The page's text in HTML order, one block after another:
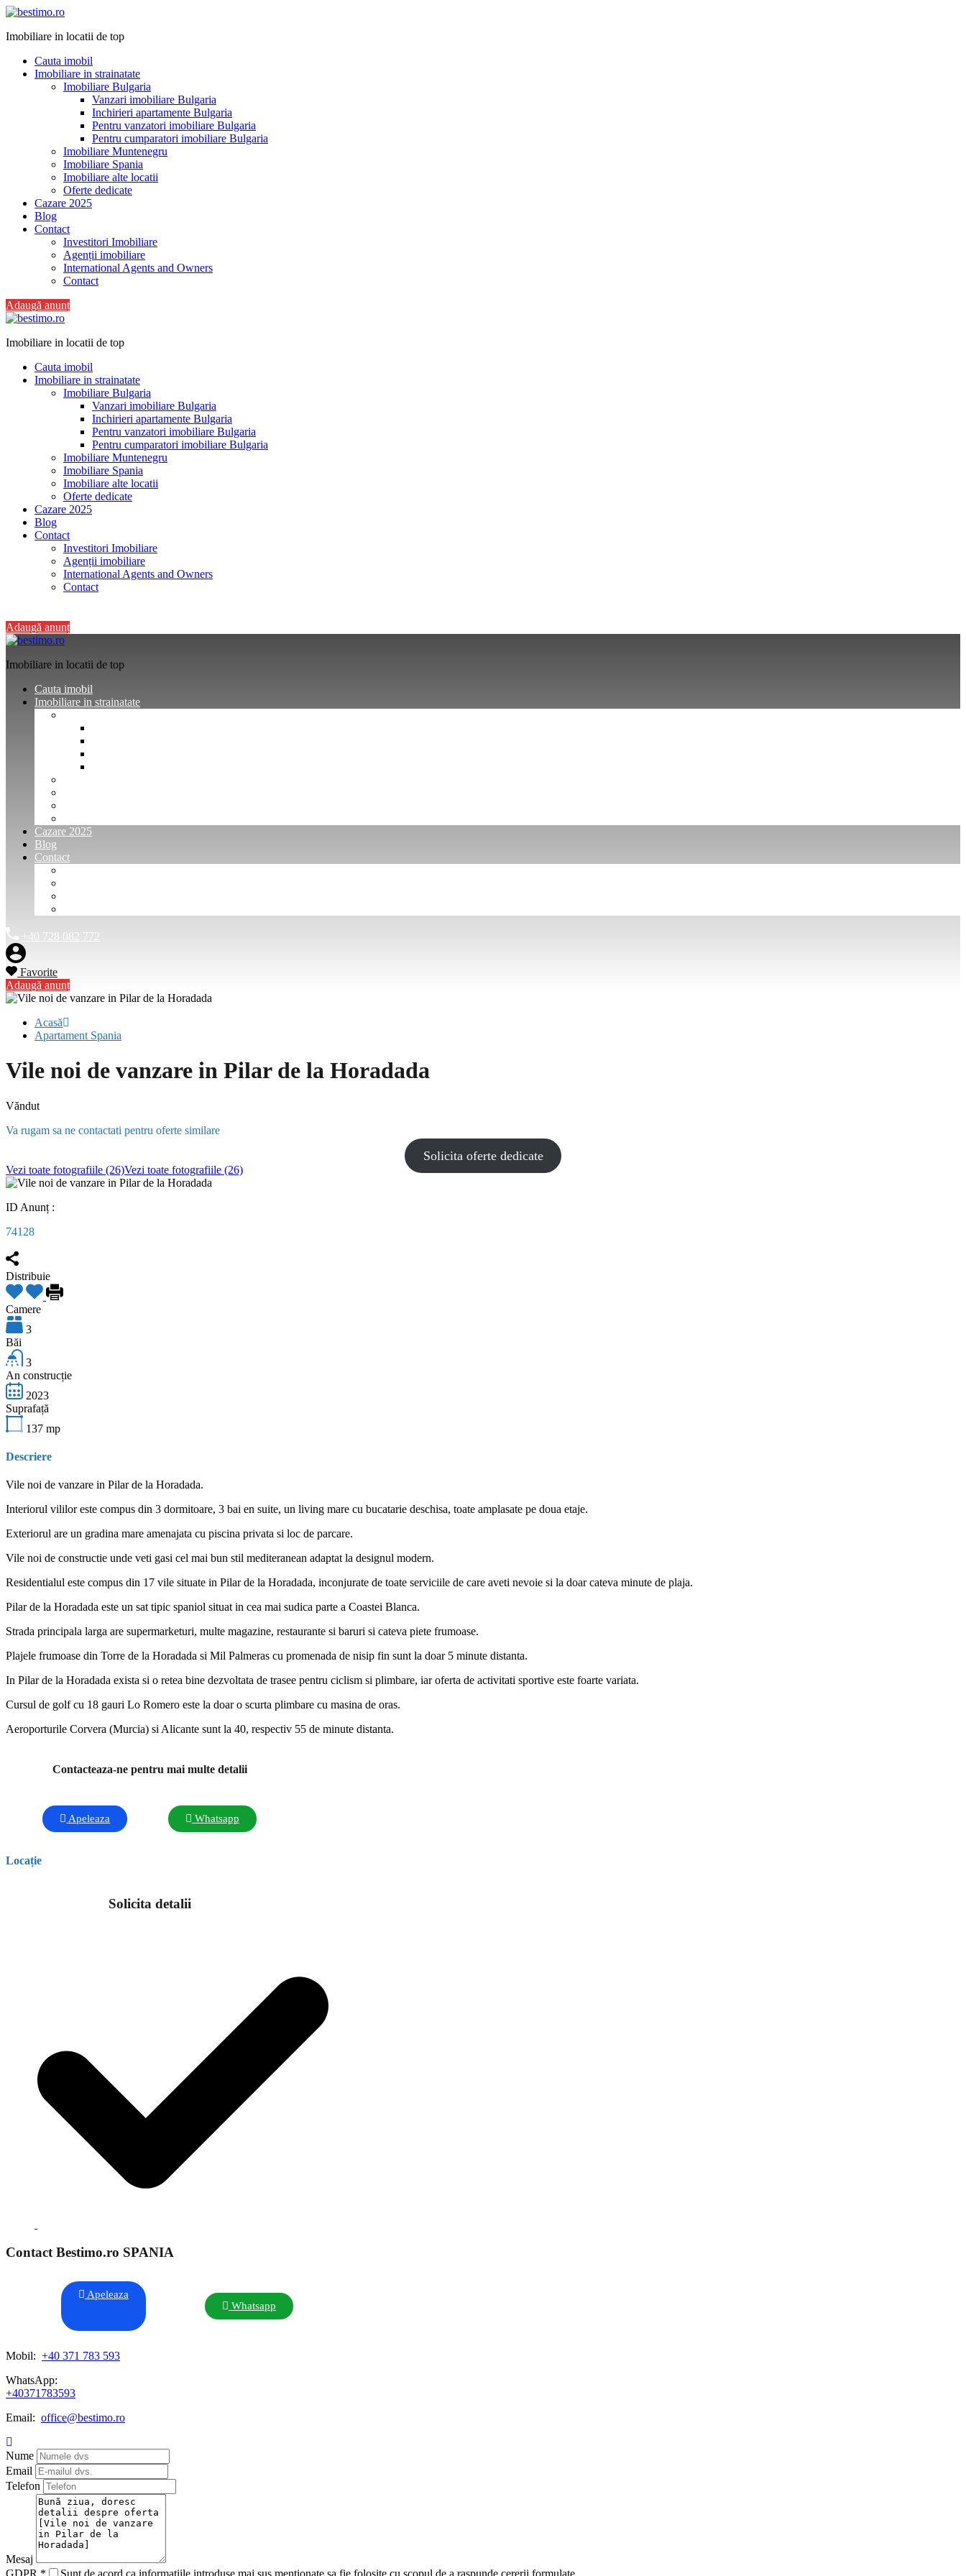
Imobiliare in locatii de top
Cauta imobil
Imobiliare in strainatate
Imobiliare Bulgaria
Vanzari imobiliare Bulgaria
Inchirieri apartamente Bulgaria
Pentru vanzatori imobiliare Bulgaria
Pentru cumparatori imobiliare Bulgaria
Imobiliare Muntenegru
Imobiliare Spania
Imobiliare alte locatii
Oferte dedicate
Cazare 2025
Blog
Contact
Investitori Imobiliare
Agenții imobiliare
International Agents and Owners
Contact
Adaugă anunț
Imobiliare in locatii de top
Cauta imobil
Imobiliare in strainatate
Imobiliare Bulgaria
Vanzari imobiliare Bulgaria
Inchirieri apartamente Bulgaria
Pentru vanzatori imobiliare Bulgaria
Pentru cumparatori imobiliare Bulgaria
Imobiliare Muntenegru
Imobiliare Spania
Imobiliare alte locatii
Oferte dedicate
Cazare 2025
Blog
Contact
Investitori Imobiliare
Agenții imobiliare
International Agents and Owners
Contact
Adaugă anunț
Imobiliare in locatii de top
Cauta imobil
Imobiliare in strainatate
Cazare 2025
Blog
Contact
+40 728 082 772
Favorite
Adaugă anunț
Acasă
Apartament Spania
Vile noi de vanzare in Pilar de la Horadada
Văndut
Va rugam sa ne contactati pentru oferte similare
Solicita oferte dedicate
Vezi toate fotografiile (26)Vezi toate fotografiile (26)
ID Anunț :
74128
Distribuie
Camere
3
Băi
3
An construcție
2023
Suprafață
137 mp
Descriere
Vile noi de vanzare in Pilar de la Horadada.
Interiorul vililor este compus din 3 dormitoare, 3 bai en suite, un living mare cu bucatarie deschisa, toate amplasate pe doua etaje.
Exteriorul are un gradina mare amenajata cu piscina privata si loc de parcare.
Vile noi de constructie unde veti gasi cel mai bun stil mediteranean adaptat la designul modern.
Residentialul este compus din 17 vile situate in Pilar de la Horadada, inconjurate de toate serviciile de care aveti nevoie si la doar cateva minute de plaja.
Pilar de la Horadada este un sat tipic spaniol situat in cea mai sudica parte a Coastei Blanca.
Strada principala larga are supermarketuri, multe magazine, restaurante si baruri si cateva piete frumoase.
Plajele frumoase din Torre de la Horadada si Mil Palmeras cu promenada de nisip fin sunt la doar 5 minute distanta.
In Pilar de la Horadada exista si o retea bine dezvoltata de trasee pentru ciclism si plimbare, iar oferta de activitati sportive este foarte variata.
Cursul de golf cu 18 gauri Lo Romero este la doar o scurta plimbare cu masina de oras.
Aeroporturile Corvera (Murcia) si Alicante sunt la 40, respectiv 55 de minute distanta.
Contacteaza-ne pentru mai multe detalii
Apeleaza Whatsapp
Locație
Solicita detalii
Contact Bestimo.ro SPANIA
Apeleaza
Whatsapp
Mobil: +40 371 783 593
WhatsApp:
+40371783593
Email: office@bestimo.ro
Nume
Email
Telefon
Mesaj
GDPR * Sunt de acord ca informatiile introduse mai sus mentionate sa fie folosite cu scopul de a raspunde cererii formulate.